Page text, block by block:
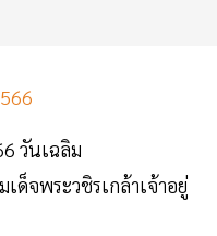
วันเฉลิม
ด็จพระวชิรเกล้าเจ้าอยู่